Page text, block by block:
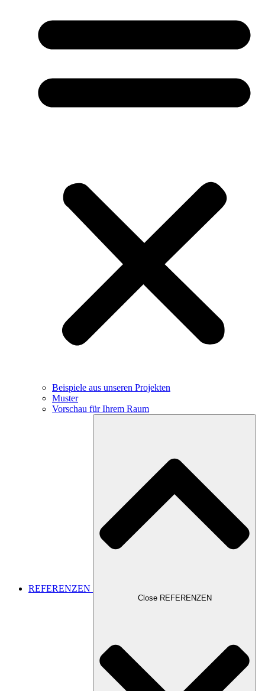
Beispiele aus unseren Projekten
Muster
Vorschau für Ihrem Raum
REFERENZEN
Close REFERENZEN